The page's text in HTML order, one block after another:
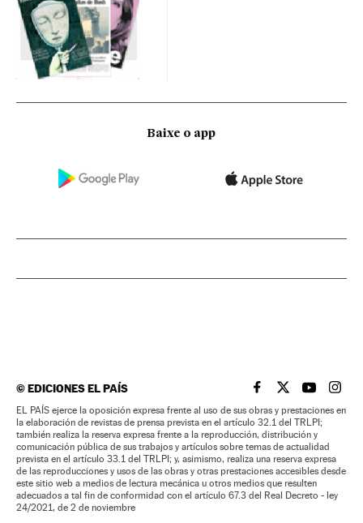
Baixe o app
©EDICIONES EL PAÍS EL PAÍS BRASIL EN
EL PAÍSEL PAÍS
EL
EL PAÍS ejerce la oposición expresa frente al uso de sus obras y prestaciones en
la elaboración de revistas de prensa prevista en el artículo 32.1 del TRLPI;
también realiza la reserva expresa frente a la reproducción, distribución y
comunicación pública de sus trabajos y artículos sobre temas de actualidad
prevista en el artículo 33.1 del TRLPI; y, asimismo, realiza una reserva expresa
de las reproducciones y usos de las obras y otras prestaciones accesibles desde
este sitio web a medios de lectura mecánica u otros medios que resulten
adecuados a tal fin de conformidad con el artículo 67.3 del Real Decreto - ley
24/2021, de 2 de noviembre